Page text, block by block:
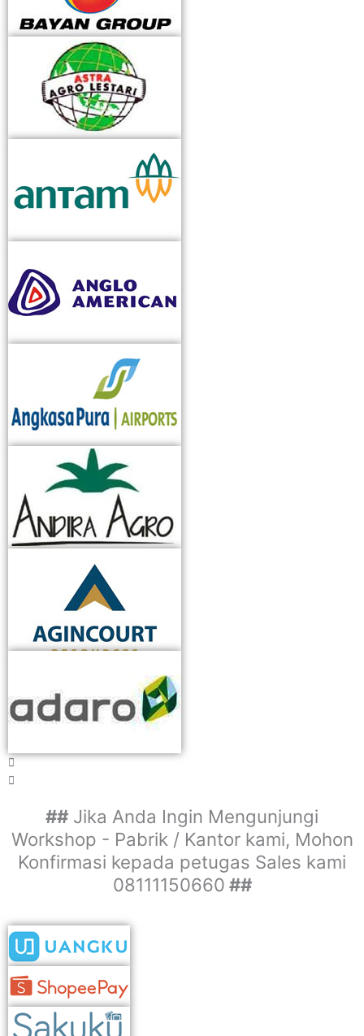
## Jika Anda Ingin Mengunjungi
Workshop - Pabrik / Kantor kami, Mohon
Konfirmasi kepada petugas Sales kami
08111150660 ##